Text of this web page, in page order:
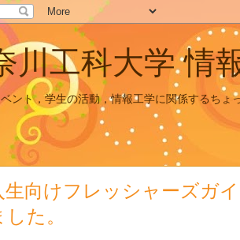
川工科大学 情
ント，学生の活動，情報工学に関係するちょ
生向けフレッシャーズガ
した。